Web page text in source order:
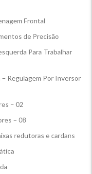
Frontal
de Precisão
Para Trabalhar
– Regulagem Por Inversor
– 02
– 08
redutoras e cardans